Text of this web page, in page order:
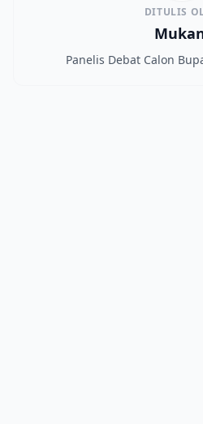
DITULIS
Panelis Debat Calon